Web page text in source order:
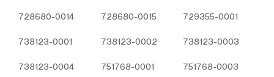
728680-0014 728680-0015 729355-0001
738123-0001 738123-0002 738123-0003
738123-0004 751768-0001 751768-0003
önce ziyaret ettiğiniz anlaşılır ve size iletilecek içerik
bir hizmet sunulur.
Ziyaret ettiğiniz internet sitesinin düzgün şekilde